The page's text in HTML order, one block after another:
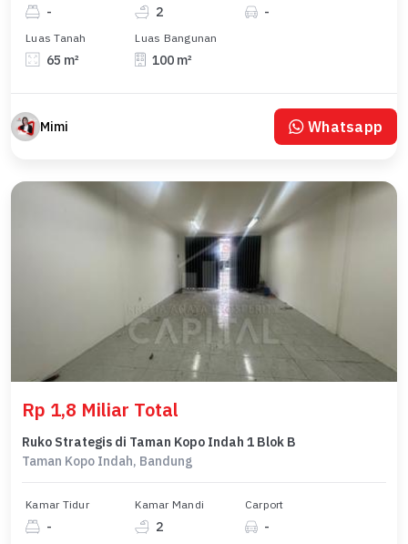
- 2 -
Luas Tanah
65 m²
Luas Bangunan
100 m²
Mimi Whatsapp
Rp 1,8 Miliar Total
Ruko Strategis di Taman Kopo Indah 1 Blok B
Taman Kopo Indah, Bandung
Kamar Tidur
-
Kamar Mandi
2
Carport
-